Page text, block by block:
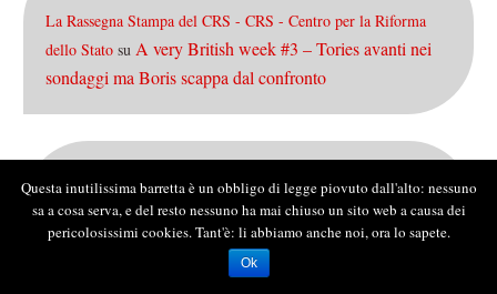
La Rassegna Stampa del CRS - CRS - Centro per la Riforma
dello Stato su A very British week #3 – Tories avanti nei
sondaggi ma Boris scappa dal confronto
AQUÍ LO QUE SEA / Economía: ¿Dolarizar o no?su In
parole povere: che cos’è il default?
Questa inutilissima barretta è un obbligo di legge piovuto dall'alto: nessuno
sa a cosa serva, e del resto nessuno ha mai chiuso un sito web a causa dei
pericolosissimi cookies. Tant'è: li abbiamo anche noi, ora lo sapete.
Ok